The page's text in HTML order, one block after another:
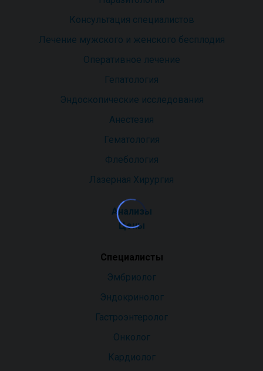
Консультация специалистов
Лечение мужского и женского бесплодия
Оперативное лечение
Гепатология
Эндоскопические исследования
Анестезия
Гематология
Флебология
Лазерная Хирургия
Анализы
Цены
Специалисты
Эмбриолог
Эндокринолог
Гастроэнтеролог
Онколог
Кардиолог